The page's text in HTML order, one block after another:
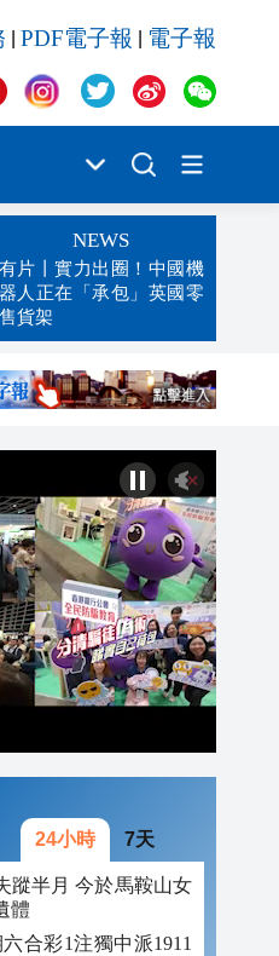
PDF電子報 電子報
NEWS
有片丨實力出圈！中國機
器人正在「承包」英國零
售貨架
24小時 7天
蹤半月 今於馬鞍山女
體
合彩1注獨中派1911